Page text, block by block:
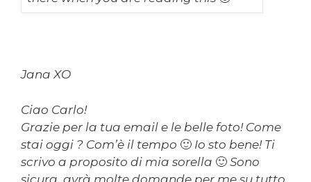
Jana XO
Ciao Carlo!
Grazie per la tua email e le belle foto! Come
stai oggi ? Com’è il tempo 🙂 Io sto bene! Ti
scrivo a proposito di mia sorella 🙂 Sono
sicura, avrà molte domande per me su tutto